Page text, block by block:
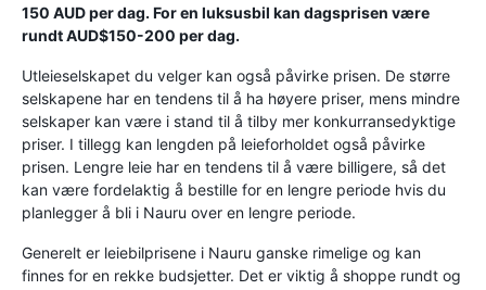
150 AUD per dag. For en luksusbil kan dagsprisen være
rundt AUD$150-200 per dag.
Utleieselskapet du velger kan også påvirke prisen. De større
selskapene har en tendens til å ha høyere priser, mens mindre
selskaper kan være i stand til å tilby mer konkurransedyktige
priser. I tillegg kan lengden på leieforholdet også påvirke
prisen. Lengre leie har en tendens til å være billigere, så det
kan være fordelaktig å bestille for en lengre periode hvis du
planlegger å bli i Nauru over en lengre periode.
Generelt er leiebilprisene i Nauru ganske rimelige og kan
finnes for en rekke budsjetter. Det er viktig å shoppe rundt og